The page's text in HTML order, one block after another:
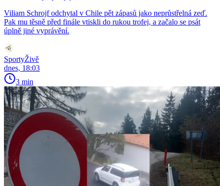
Viliam Schrojf odchytal v Chile pět zápasů jako neprůstřelná zeď.
Pak mu těsně před finále vtiskli do rukou trofej, a začalo se psát
úplně jiné vyprávění.
SportyŽivě
dnes, 18:03
3 min